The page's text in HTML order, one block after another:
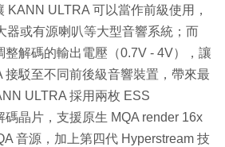
KANN ULTRA 可以當作前級使用，
器或有源喇叭等大型音響系統；而
整解碼的輸出電壓（0.7V - 4V），讓
接駁至不同前後級音響裝置，帶來最
ULTRA 採用兩枚 ESS
碼晶片，支援原生 MQA render 16x
音源，加上第四代 Hyperstream 技